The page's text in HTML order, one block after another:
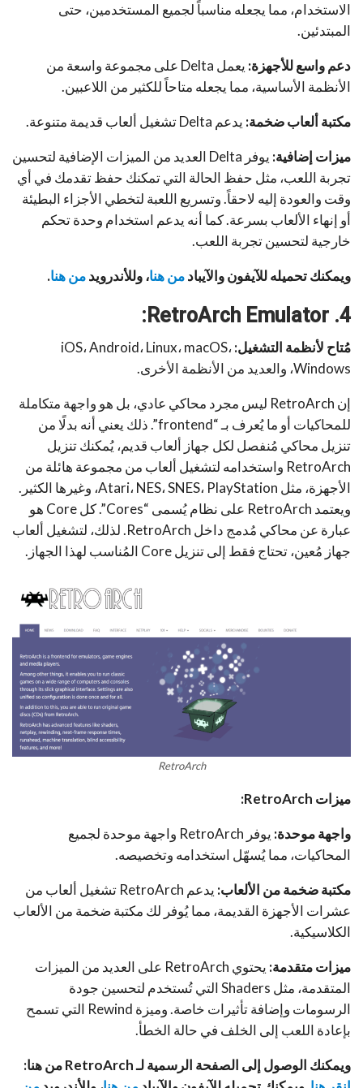
الاستخدام، مما يجعله مناسباً لجميع المستخدمين، حتى
المبتدئين.
دعم واسع للأجهزة:
يعمل Delta على مجموعة واسعة من
الأنظمة الأساسية، مما يجعله متاحاً للكثير من اللاعبين.
مكتبة ألعاب ضخمة: يدعم Delta تشغيل ألعاب قديمة متنوعة.
ميزات إضافية:
يوفر Delta العديد من الميزات الإضافية لتحسين
تجربة اللعب، مثل حفظ الحالة التي تمكنك حفظ تقدمك في أي
وقت والعودة إليه لاحقاً. وتسريع اللعبة لتخطي الأجزاء البطيئة
أو إنهاء الألعاب بسرعة. كما أنه يدعم استخدام وحدة تحكم
خارجية لتحسين تجربة اللعب.
ويمكنك تحميله للآيفون والآيبادمن هنا، وللأندرويدمن هنا.
4.
RetroArch Emulator
:
مُتاح لأنظمة التشغيل: iOS، Android، Linux، macOS،
Windows، والعديد من الأنظمة الأخرى.
إن RetroArch ليس مجرد محاكي عادي، بل هو واجهة متكاملة
للمحاكيات أو ما يُعرف بـ “frontend”. ذلك يعني أنه بدلًا من
تنزيل محاكي مُنفصل لكل جهاز ألعاب قديم، يُمكنك تنزيل
RetroArch واستخدامه لتشغيل ألعاب من مجموعة هائلة من
الأجهزة، مثل Atari، NES، SNES، PlayStation، وغيرها الكثير.
ويعتمد RetroArch على نظام يُسمى “Cores”. كل Core هو
عبارة عن محاكي مُدمج داخل RetroArch. لذلك، لتشغيل ألعاب
جهاز مُعين، تحتاج فقط إلى تنزيل Core المُناسب لهذا الجهاز.
RetroArch
ميزات RetroArch
:
واجهة موحدة:
يوفر RetroArch واجهة موحدة لجميع
المحاكيات، مما يُسهّل استخدامه وتخصيصه.
مكتبة ضخمة من الألعاب:
يدعم RetroArch تشغيل ألعاب من
عشرات الأجهزة القديمة، مما يُوفر لك مكتبة ضخمة من الألعاب
الكلاسيكية.
ميزات متقدمة:
يحتوي RetroArch على العديد من الميزات
المتقدمة، مثل Shaders التي تُستخدم لتحسين جودة
الرسومات وإضافة تأثيرات خاصة. وميزة Rewind التي تسمح
بإعادة اللعب إلى الخلف في حالة الخطأ.
ويمكنك الوصول إلى الصفحة الرسمية لـ RetroArch
من هنا: